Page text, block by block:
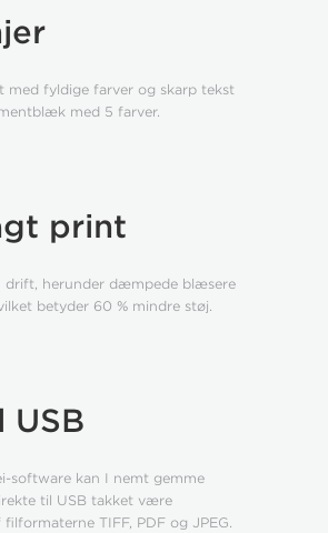
med fyldige farver og skarp tekst
med 5 farver.
print
drift, herunder dæmpede blæsere
betyder 60 % mindre støj.
USB
software kan I nemt gemme
til USB takket være
TIFF, PDF og JPEG.